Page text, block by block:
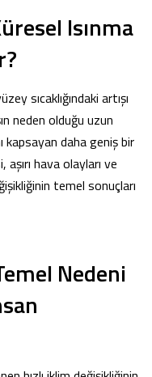
Isınma
sıcaklığındaki artışı
neden olduğu uzun
kapsayan daha geniş bir
aşırı hava olayları ve
temel sonuçları
Nedeni